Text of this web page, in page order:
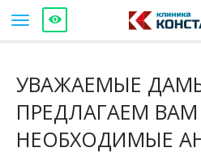
УВАЖАЕМЫЕ
ПРЕДЛАГАЕМ ВАМ
НЕОБХОДИМЫЕ